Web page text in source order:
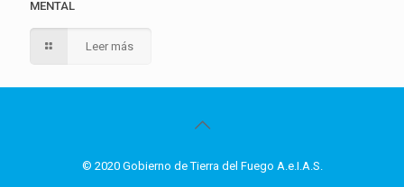
MENTAL
Leer más
© 2020 Gobierno de Tierra del Fuego A.e.I.A.S.